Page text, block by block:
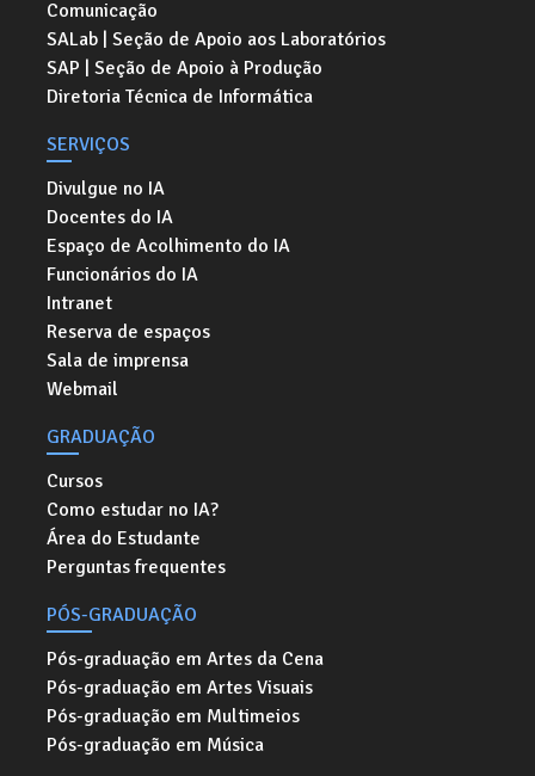
Comunicação
SALab | Seção de Apoio aos Laboratórios
SAP | Seção de Apoio à Produção
Diretoria Técnica de Informática
SERVIÇOS
Divulgue no IA
Docentes do IA
Espaço de Acolhimento do IA
Funcionários do IA
Intranet
Reserva de espaços
Sala de imprensa
Webmail
GRADUAÇÃO
Cursos
Como estudar no IA?
Área do Estudante
Perguntas frequentes
PÓS-GRADUAÇÃO
Pós-graduação em Artes da Cena
Pós-graduação em Artes Visuais
Pós-graduação em Multimeios
Pós-graduação em Música